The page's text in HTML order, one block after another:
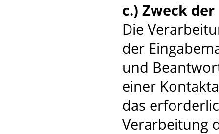
c.) Zweck
Die
der
und
einer
das
Verarbeitung